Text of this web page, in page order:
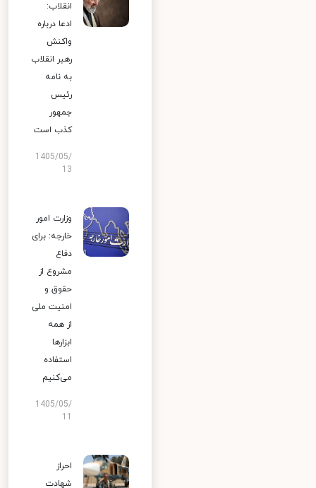
انقلاب:
ادعا درباره
واکنش
رهبر انقلاب
به نامه
رئیس
جمهور
کذب است
1405/05/
13
وزارت امور
خارجه: برای
دفاع
مشروع از
حقوق و
امنیت ملی
از همه
ابزارها
استفاده
می‌کنیم
1405/05/
احراز
شهادت